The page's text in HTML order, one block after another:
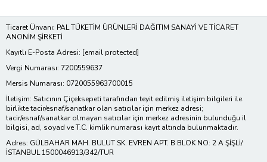
Ticaret Ünvanı: PAL TÜKETİM ÜRÜNLERİ DAĞITIM SANAYİ VE TİCARET
ANONİM ŞİRKETİ
Kayıtlı E-Posta Adresi: [email protected]
Vergi Numarası: 7200559637
Mersis Numarası: 0720055963700015
İletişim: Satıcının Çiçeksepeti tarafından teyit edilmiş iletişim bilgileri ile
birlikte tacir/esnaf/sanatkar olan satıcılar için merkez adresi;
tacir/esnaf/sanatkar olmayan satıcılar için merkez adresinin bulunduğu il
bilgisi, ad, soyad ve T.C. kimlik numarası kayıt altında bulunmaktadır.
Adres: GÜLBAHAR MAH. BULUT SK. EVREN APT. B BLOK NO: 2 A ŞİŞLİ/
İSTANBUL 1500046913/342/TUR